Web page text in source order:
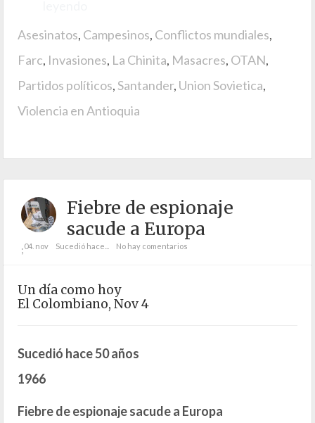
Asesinatos, Campesinos, Conflictos mundiales,
Farc, Invasiones, La Chinita, Masacres, OTAN,
Partidos políticos,Santander, Union Sovietica,
Violencia en Antioquia
Fiebre de espionaje
sacude a Europa
;04. nov Sucedió hace... No hay comentarios
Un día como hoy
El Colombiano, Nov 4
Sucedió hace 50 años
1966
Fiebre de espionaje sacude a Europa